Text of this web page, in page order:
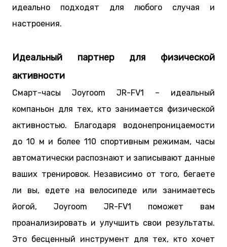
идеально подходят для любого случая и
настроения.
Идеальный партнер для физической
активности
Смарт-часы Joyroom JR-FV1 – идеальный
компаньон для тех, кто занимается физической
активностью. Благодаря водонепроницаемости
до 10 м и более 110 спортивным режимам, часы
автоматически распознают и записывают данные
ваших тренировок. Независимо от того, бегаете
ли вы, едете на велосипеде или занимаетесь
йогой, Joyroom JR-FV1 поможет вам
проанализировать и улучшить свои результаты.
Это бесценный инструмент для тех, кто хочет